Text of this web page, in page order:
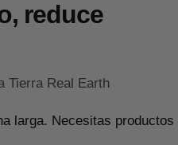
reduce
larga. Necesitas productos